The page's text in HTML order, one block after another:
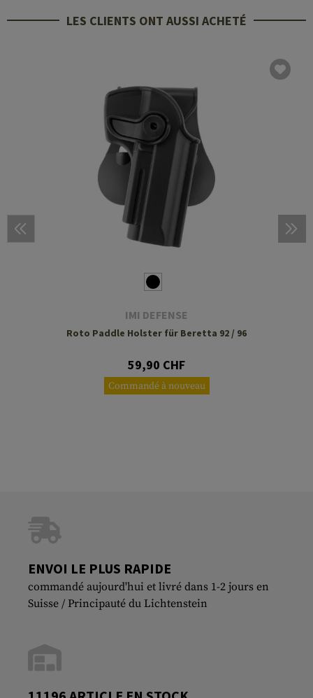
LES CLIENTS ONT AUSSI ACHETÉ
IMI DEFENSE
Roto Paddle Holster für Beretta 92 / 96
59,90 CHF
Commandé à nouveau
ENVOI LE PLUS RAPIDE
commandé aujourd'hui et livré dans 1-2 jours en
Suisse / Principauté du Lichtenstein